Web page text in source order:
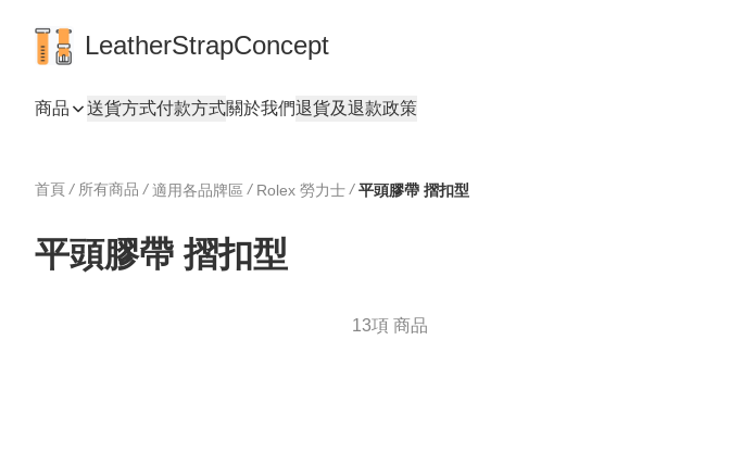
LeatherStrapConcept
商品 送貨方式付款方式關於我們退貨及退款政策
首頁 / 所有商品 / 適用各品牌區 / Rolex 勞力士 / 平頭膠帶 摺扣型
平頭膠帶 摺扣型
13項 商品